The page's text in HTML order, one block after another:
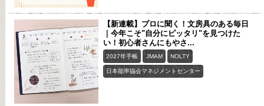
【新連載】プロに聞く！文房具のある毎日
｜今年こそ"自分にピッタリ"を見つけた
い！初心者さんにもやさ...
2027年手帳 JMAM NOLTY
日本能率協会マネジメントセンター